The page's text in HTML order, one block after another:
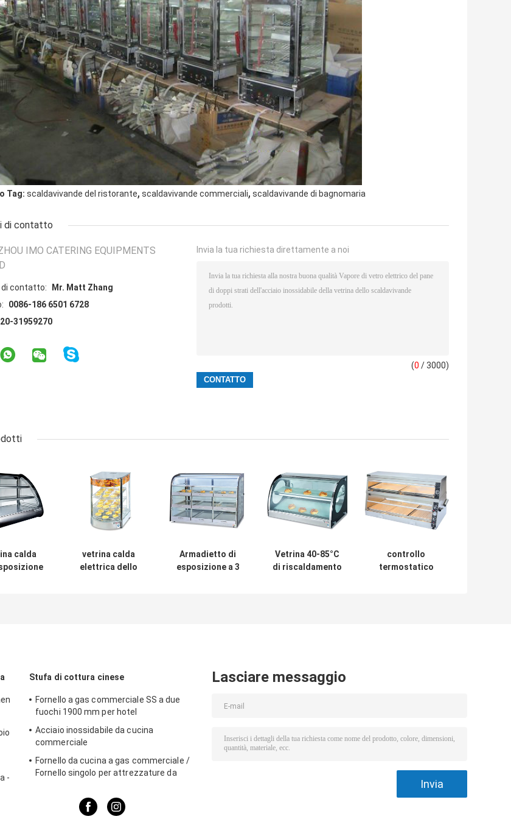
Tag: scaldavivande del ristorante, scaldavivande commerciali, scaldavivande di bagnomaria
di contatto
IMO CATERING EQUIPMENTS
di contatto:
Mr. Matt Zhang
0086-186 6501 6728
31959270
Invia la tua richiesta direttamente a noi
(0 / 3000)
calda
vetrina calda
elettrica dello
Armadietto di
esposizione a 3
Vetrina 40-85°C
di riscaldamento
controllo
termostatico
-
Stufa di cottura cinese
Fornello a gas commerciale SS a due
fuochi 1900 mm per hotel
Acciaio inossidabile da cucina
commerciale
Fornello da cucina a gas commerciale /
Fornello singolo per attrezzature da
Lasciare messaggio